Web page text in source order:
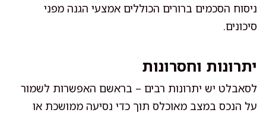
ניסוח הסכמים ברורים הכוללים אמצעי הגנה מפני
סיכונים.
יתרונות וחסרונות
לסאבלט יש יתרונות רבים – בראשם האפשרות לשמור
על הנכס במצב מאוכלס תוך כדי נסיעה ממושכת או